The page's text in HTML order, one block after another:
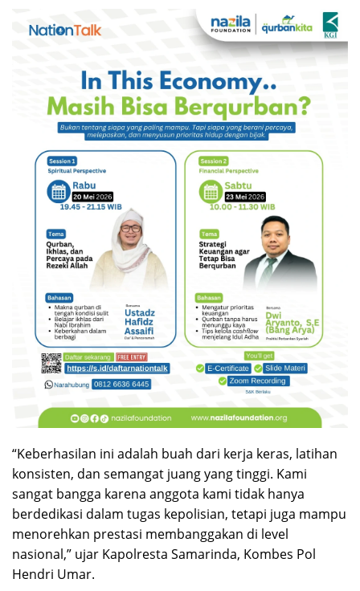
“Keberhasilan ini adalah buah dari kerja keras, latihan
konsisten, dan semangat juang yang tinggi. Kami
sangat bangga karena anggota kami tidak hanya
berdedikasi dalam tugas kepolisian, tetapi juga mampu
menorehkan prestasi membanggakan di level
nasional,” ujar Kapolresta Samarinda, Kombes Pol
Hendri Umar.